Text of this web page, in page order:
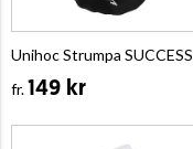
Unihoc Strumpa SUCCESS
fr.149 kr